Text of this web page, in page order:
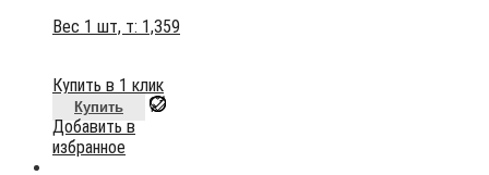
Вес 1 шт, т: 1,359
Купить в 1 клик
Купить
Добавить в
избранное